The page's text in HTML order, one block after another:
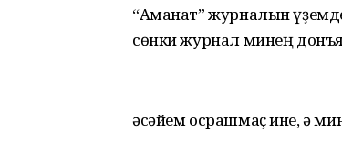
“Аманат” журналын
сөнки журнал минең
әсәйем осрашмаҫ ине, ә